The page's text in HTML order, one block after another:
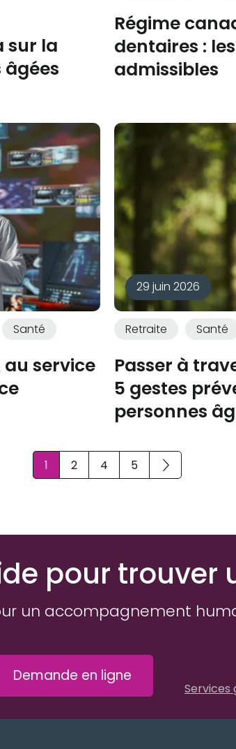
sur la
Régime
dentaires :
admissibles
Santé
au service
29 juin 2026
Retraite Santé
Passer à
5 gestes
personnes
1 2 4 5
pour trouver
un accompagnement
Demande en ligne
Services